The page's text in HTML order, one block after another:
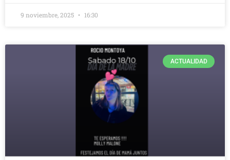
9 noviembre, 2025 16:30
ACTUALIDAD